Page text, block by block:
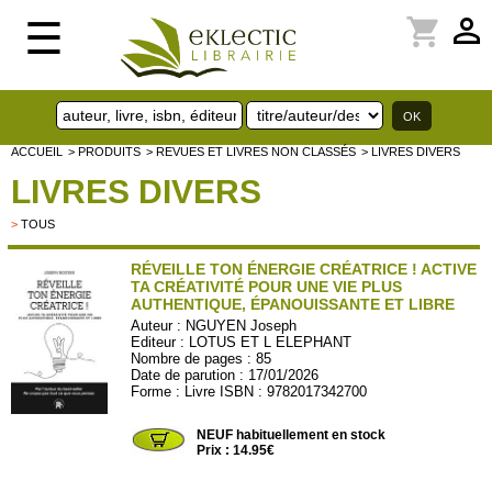
☰ perm_identity
shopping_cart
ACCUEIL > PRODUITS > REVUES ET LIVRES NON CLASSÉS > LIVRES DIVERS
LIVRES DIVERS
> TOUS
RÉVEILLE TON ÉNERGIE CRÉATRICE ! ACTIVE
TA CRÉATIVITÉ POUR UNE VIE PLUS
AUTHENTIQUE, ÉPANOUISSANTE ET LIBRE
Auteur : NGUYEN Joseph
Editeur : LOTUS ET L ELEPHANT
Nombre de pages : 85
Date de parution : 17/01/2026
Forme : Livre ISBN : 9782017342700
NEUF habituellement en stock
Prix : 14.95€